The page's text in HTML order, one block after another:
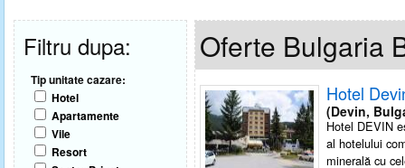
Filtru dupa:
Tip unitate cazare:
Hotel
Apartamente
Vile
Resort
Oferte Bulgaria
Hotel
(Devin,
Hotel DEVIN
al hotelului
minerală cu